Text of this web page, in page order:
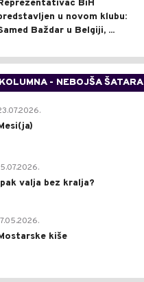
BiH
u novom klubu:
Baždar u Belgiji, ...
KOLUMNA - NEBOJŠA ŠATARA
valja bez kralja?
kiše